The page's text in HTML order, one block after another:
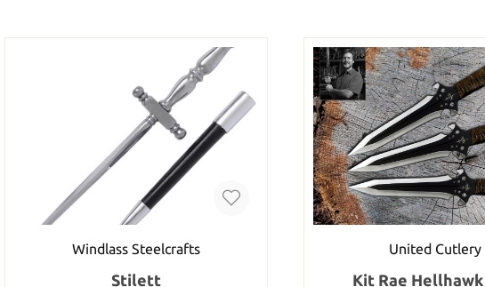
Windlass Steelcrafts
Stilett
United Cutlery
Kit Rae